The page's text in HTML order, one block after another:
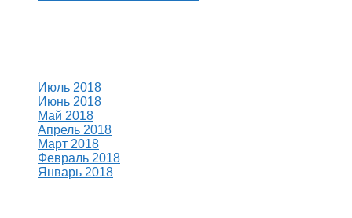
Июль 2018
Июнь 2018
Май 2018
Апрель 2018
Март 2018
Февраль 2018
Январь 2018